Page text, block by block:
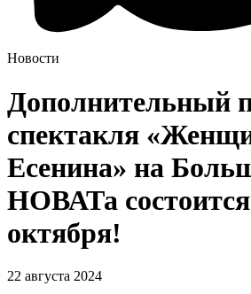
Новости
Дополнительный
спектакля
Есенина» на
НОВАТа
октября!
22 августа 2024